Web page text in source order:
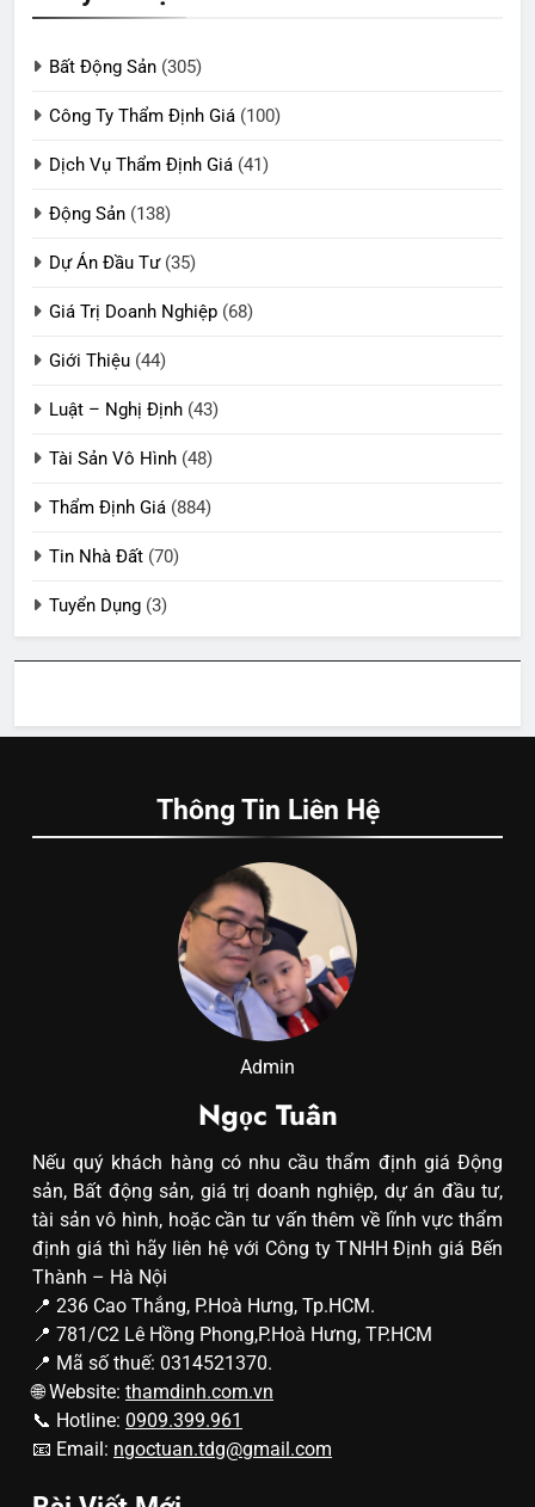
Bất Động Sản (305)
Công Ty Thẩm Định Giá (100)
Dịch Vụ Thẩm Định Giá (41)
Động Sản (138)
Dự Án Đầu Tư(35)
Giá Trị Doanh Nghiệp (68)
Giới Thiệu (44)
Luật – Nghị Định (43)
Tài Sản Vô Hình (48)
Thẩm Định Giá (884)
Tin Nhà Đất (70)
Tuyển Dụng (3)
Thông Tin Liên Hệ
Admin
Ngọc Tuân
Nếu quý khách hàng có nhu cầu thẩm định giá Động
sản, Bất động sản, giá trị doanh nghiệp, dự án đầu tư,
tài sản vô hình, hoặc cần tư vấn thêm về lĩnh vực thẩm
định giá thì hãy liên hệ với Công ty TNHH Định giá Bến
Thành – Hà Nội
📍 236 Cao Thắng, P.Hoà Hưng, Tp.HCM.
📍 781/C2 Lê Hồng Phong,P.Hoà Hưng, TP.HCM
📍 Mã số thuế: 0314521370.
🌐 Website: thamdinh.com.vn
📞 Hotline: 0909.399.961
📧 Email: ngoctuan.tdg@gmail.com